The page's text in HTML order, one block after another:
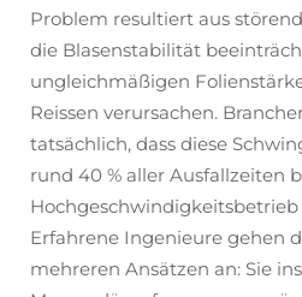
Problem resultiert aus
die Blasenstabilität
ungleichmäßigen
Reissen verursachen.
tatsächlich, dass diese
rund 40 % aller Ausfallzeiten
Erfahrene Ingenieure gehen
mehreren Ansätzen an: Sie